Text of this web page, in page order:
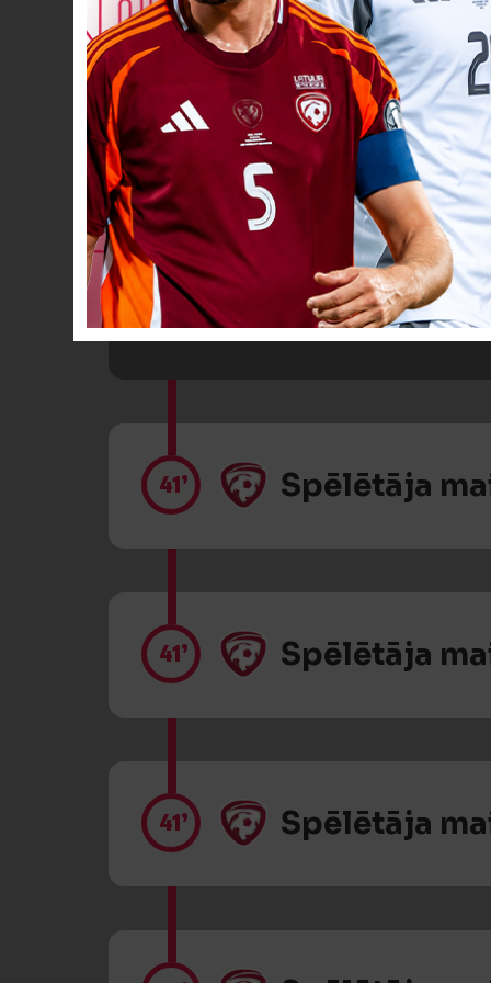
31’ VĀĀĀĀRTI!
41’ Spēlētāja
41’ Spēlētāja
41’ Spēlētāja